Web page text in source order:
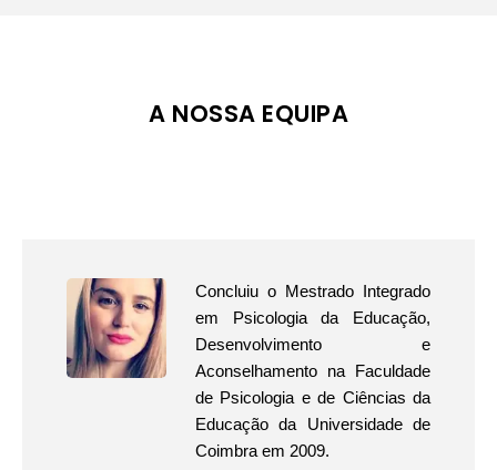
A NOSSA EQUIPA
Concluiu o Mestrado Integrado
em Psicologia da Educação,
Desenvolvimento e
Aconselhamento na Faculdade
de Psicologia e de Ciências da
Educação da Universidade de
Coimbra em 2009.